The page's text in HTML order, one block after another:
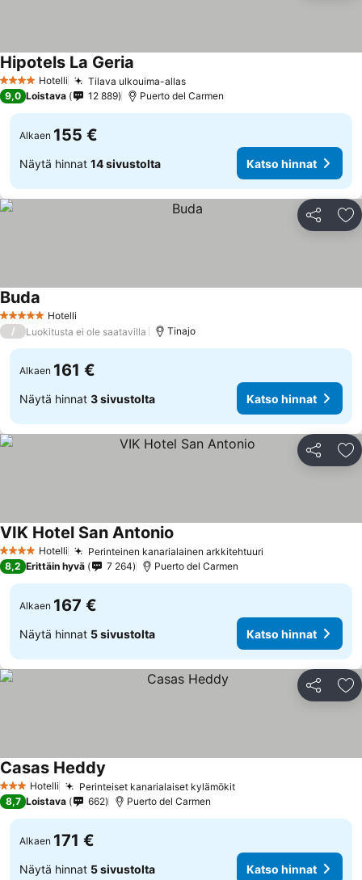
4 Tähtiluokitus
Hotelli Tilava ulkouima-allasKatso hinnat
Hipotels La Geria
9,0 Loistava 12 889 Puerto del Carmen
Alkaen 155 €
Näytä hinnat 14 sivustolta Katso hinnat
Jaa
5 Tähtiluokitus
Hotelli
Buda
/ Luokitusta ei ole saatavilla Tinajo
Alkaen 161 €
Näytä hinnat 3 sivustolta Katso hinnat
Jaa
4 Tähtiluokitus
Hotelli Perinteinen kanarialainen arkkitehtuuri
VIK Hotel San Antonio
8,2 Erittäin hyvä 7 264 Puerto del Carmen
Alkaen 167 €
Näytä hinnat 5 sivustolta Katso hinnat
Jaa
3 Tähtiluokitus
Hotelli Perinteiset kanarialaiset kylämökitKatso hinnat
Casas Heddy
8,7 Loistava 662 Puerto del Carmen
Alkaen 171 €
Näytä hinnat 5 sivustolta Katso hinnat